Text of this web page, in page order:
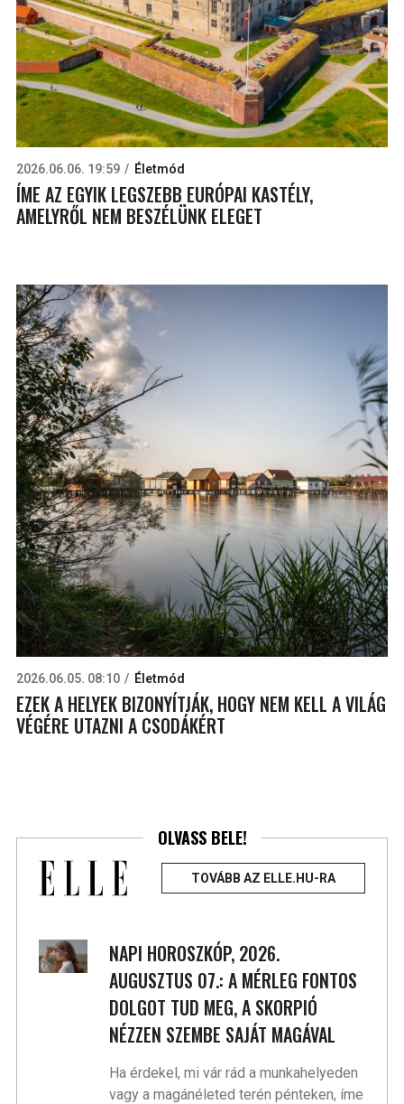
2026.06.06. 19:59 Életmód
ÍME AZ EGYIK LEGSZEBB EURÓPAI KASTÉLY,
AMELYRŐL NEM BESZÉLÜNK ELEGET
2026.06.05. 08:10 Életmód
EZEK A HELYEK BIZONYÍTJÁK, HOGY NEM KELL A VILÁG
VÉGÉRE UTAZNI A CSODÁKÉRT
OLVASS BELE!
TOVÁBB AZ ELLE.HU-RA
NAPI HOROSZKÓP, 2026.
AUGUSZTUS 07.: A MÉRLEG FONTOS
DOLGOT TUD MEG, A SKORPIÓ
NÉZZEN SZEMBE SAJÁT MAGÁVAL
Ha érdekel, mi vár rád a munkahelyeden
vagy a magánéleted terén pénteken, íme